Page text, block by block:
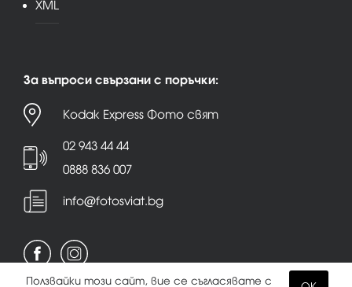
XML
За въпроси свързани с поръчки:
Kodak Express Фото свят
02 943 44 44
0888 836 007
info@fotosviat.bg
Ползвайки този сайт, вие се съгласявате с